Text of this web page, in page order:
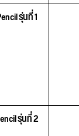
รุ่นที่ 1
รุ่นที่ 2